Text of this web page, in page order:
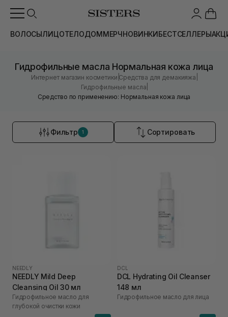
ВОЛОСЫЛИЦОТЕЛОДОММЕРЧНОВИНКИБЕСТСЕЛЛЕРЫ
Гидрофильные масла Нормальная кожа лица
Интернет магазин косметики |Средства для демакияжа
Гидрофильные масла
Средство по применению: Нормальная кожа лица
Фильтр 1 Сортировать
NEEDLY
NEEDLY Mild Deep
Cleansing Oil 30 мл
Гидрофильное масло для
глубокой очистки кожи
DCL
DCL Hydrating Oil Cleanser
148 мл
Гидрофильное масло для лица